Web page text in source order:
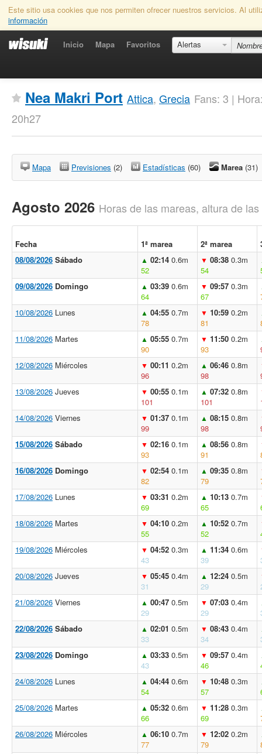
Este sitio usa cookies que nos permiten ofrecer nuestros servicios. Al
información
Inicio Mapa Favoritos Alertas
Nea Makri Port Attica, Grecia Fans: 3 |
20h27
Mapa Previsiones (2) Estadísticas (60) Marea (31)
Agosto 2026 Horas de las mareas, altura de
Fecha 1ª marea 2ª marea
08/08/2026 Sábado ▲ 02:14 0.6m
52
▼ 08:38 0.3m
54
09/08/2026 Domingo ▲ 03:39 0.6m
64
▼ 09:57 0.3m
67
10/08/2026 Lunes ▲ 04:55 0.7m
78
▼ 10:59 0.2m
81
11/08/2026 Martes ▲ 05:55 0.7m
90
▼ 11:50 0.2m
93
12/08/2026 Miércoles ▼ 00:11 0.2m
96
▲ 06:46 0.8m
98
13/08/2026 Jueves ▼ 00:55 0.1m
101
▲ 07:32 0.8m
101
14/08/2026 Viernes ▼ 01:37 0.1m
99
▲ 08:15 0.8m
98
15/08/2026 Sábado ▼ 02:16 0.1m
93
▲ 08:56 0.8m
91
16/08/2026 Domingo ▼ 02:54 0.1m
82
▲ 09:35 0.8m
79
17/08/2026 Lunes ▼ 03:31 0.2m
69
▲ 10:13 0.7m
65
18/08/2026 Martes ▼ 04:10 0.2m
55
▲ 10:52 0.7m
52
19/08/2026 Miércoles ▼ 04:52 0.3m
43
▲ 11:34 0.6m
39
20/08/2026 Jueves ▼ 05:45 0.4m
31
▲ 12:24 0.5m
29
21/08/2026 Viernes ▲ 00:47 0.5m
29
▼ 07:03 0.4m
29
22/08/2026 Sábado ▲ 02:01 0.5m
33
▼ 08:43 0.4m
34
23/08/2026 Domingo ▲ 03:33 0.5m
43
▼ 09:57 0.4m
46
24/08/2026 Lunes ▲ 04:44 0.6m
54
▼ 10:48 0.3m
57
25/08/2026 Martes ▲ 05:32 0.6m
66
▼ 11:28 0.3m
69
26/08/2026 Miércoles ▲ 06:10 0.7m
77
▼ 12:02 0.2m
79